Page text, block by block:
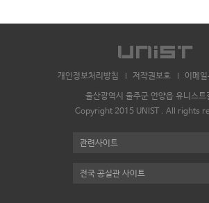
개인정보처리방침 저작권보호 이메
울산광역시 울주군 언양읍 유니스
Copyright 2015 UNIST . All rights
관련사이트
전국 공실관 사이트